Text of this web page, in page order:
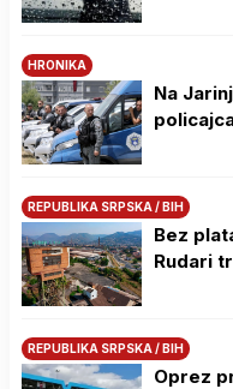
HRONIKA
Na
REPUBLIKA SRPSKA / BIH
Bez
Rudari
REPUBLIKA SRPSKA / BIH
Oprez